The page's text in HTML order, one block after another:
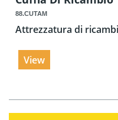
88.CUTAM
Attrezzatura di
View